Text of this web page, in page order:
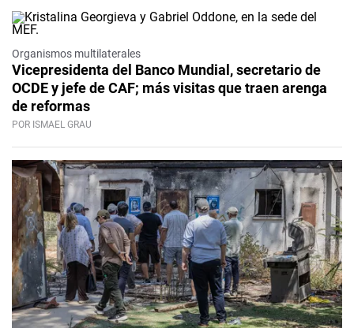
Organismos multilaterales
Vicepresidenta del Banco Mundial, secretario de
OCDE y jefe de CAF; más visitas que traen arenga
de reformas
POR ISMAEL GRAU